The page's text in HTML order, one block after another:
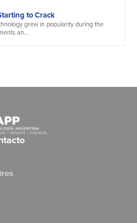
to Crack
grew in popularity during the
an...